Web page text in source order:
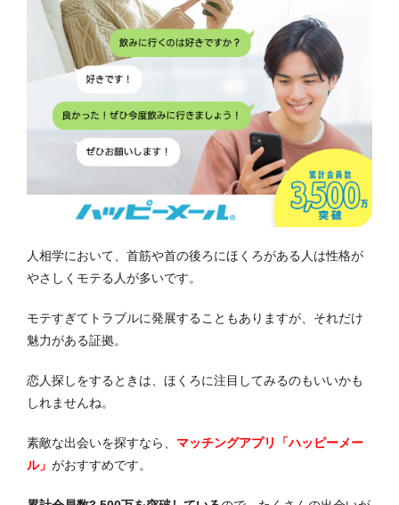
人相学において、首筋や首の後ろにほくろがある人は性格が
やさしくモテる人が多いです。
モテすぎてトラブルに発展することもありますが、それだけ
魅力がある証拠。
恋人探しをするときは、ほくろに注目してみるのもいいかも
しれませんね。
素敵な出会いを探すなら、 マッチングアプリ「ハッピーメー
ル」 がおすすめです。